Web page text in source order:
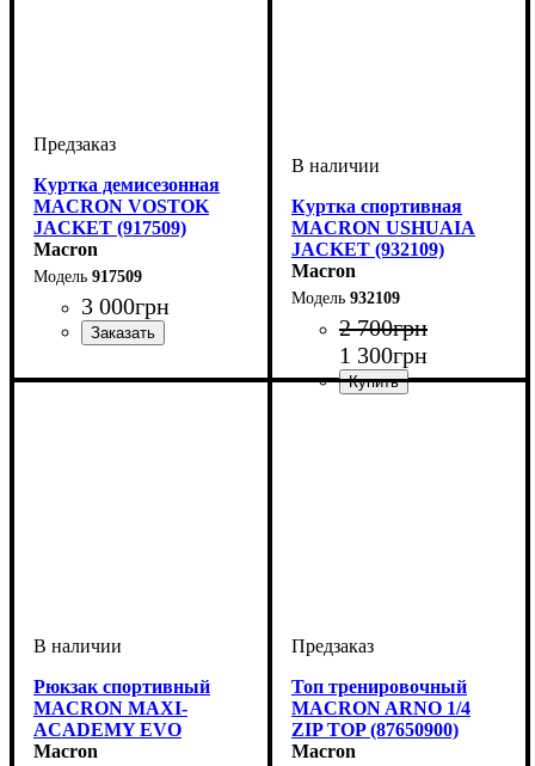
Куртка демисезонная
MACRON VOSTOK
JACKET (917509)
Macron
917509
3 000грн
Куртка спортивная
MACRON USHUAIA
JACKET (932109)
Macron
932109
2 700грн
1 300грн
Рюкзак спортивный
MACRON MAXI-
ACADEMY EVO
(5937109)
Macron
Топ тренировочный
MACRON ARNO 1/4
ZIP TOP (87650900)
Macron